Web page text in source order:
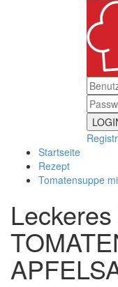
Startseite
Rezept
Tomatensuppe